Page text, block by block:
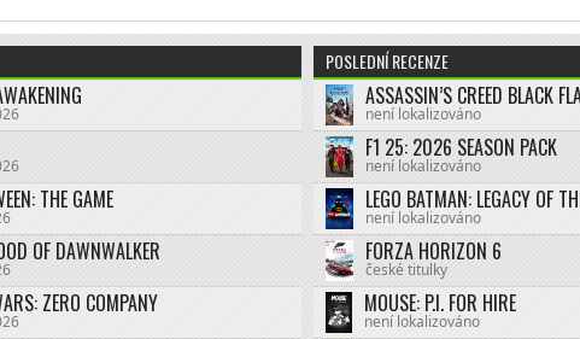
THE GAME
OF DAWNWALKER
ZERO COMPANY
POSLEDNÍ RECENZE
není lokalizováno
F1 25: 2026 SEASON PACK
není lokalizováno
není lokalizováno
FORZA HORIZON 6
české titulky
MOUSE: P.I. FOR HIRE
není lokalizováno